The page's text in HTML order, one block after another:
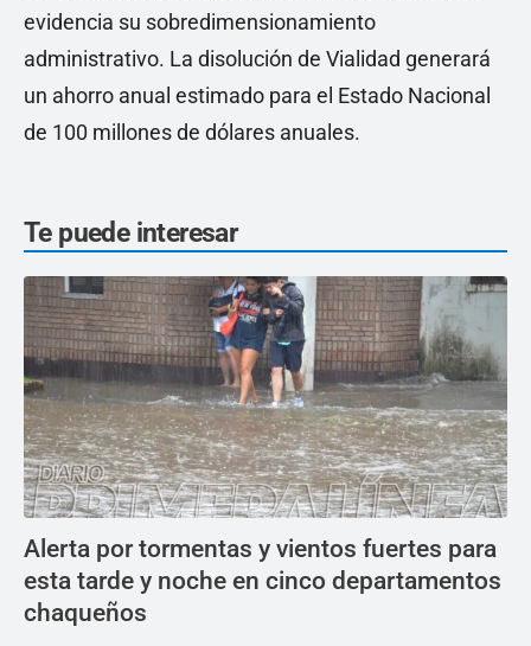
evidencia su sobredimensionamiento
administrativo. La disolución de Vialidad generará
un ahorro anual estimado para el Estado Nacional
de 100 millones de dólares anuales.
Te puede interesar
Alerta por tormentas y vientos fuertes para
esta tarde y noche en cinco departamentos
chaqueños